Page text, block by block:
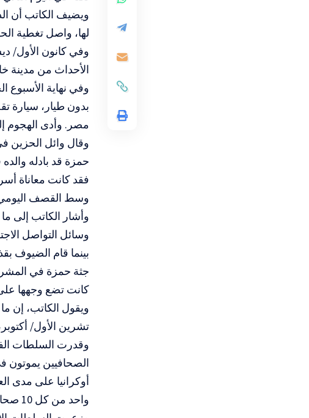
ويضيف الكاتب أن
لها، واصل تغطية
وفي كانون الأول/
الأحداث من مدينة
وفي نهاية الأسبوع
بدون طيار،
مصر. وأدى الهجوم
وقال وائل الحزين
حمزة قد بادله
فقد كانت معاناة
وسط القصف اليومي
وأشار الكاتب إلى
بينما قام الضيوف
جثة حمزة في
كانت تضع وجهها
تشرين الأول/
الصحافيين يموتون
أوكرانيا على مدى
واحد من كل 10 صحافيين في قطاع غزة.